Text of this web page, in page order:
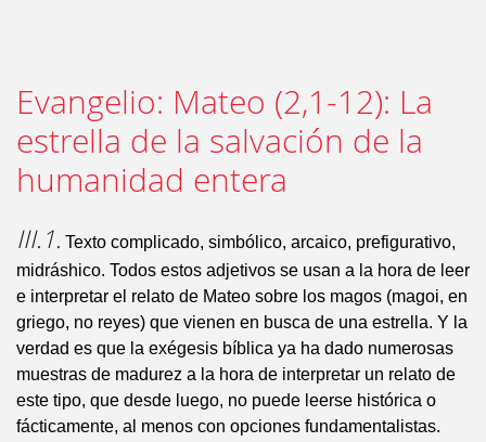
Evangelio: Mateo (2,1-12): La
estrella de la salvación de la
humanidad entera
III.1. Texto complicado, simbólico, arcaico, prefigurativo,
midráshico. Todos estos adjetivos se usan a la hora de leer
e interpretar el relato de Mateo sobre los magos (magoi, en
griego, no reyes) que vienen en busca de una estrella. Y la
verdad es que la exégesis bíblica ya ha dado numerosas
muestras de madurez a la hora de interpretar un relato de
este tipo, que desde luego, no puede leerse histórica o
fácticamente, al menos con opciones fundamentalistas.